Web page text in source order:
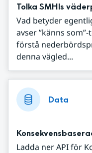
Tolka SMHIs
Vad betyder
avser ”känns
förstå
denna vägled...
Data
Ladda ner API för